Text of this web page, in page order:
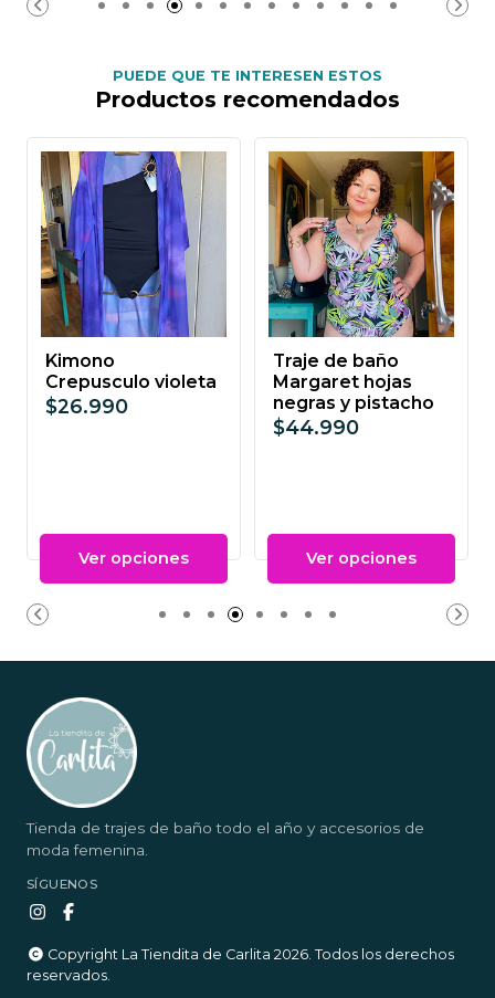
PUEDE QUE TE INTERESEN ESTOS
Productos recomendados
Kimono
Crepusculo violeta
$26.990
Ver opciones
Traje de baño
Margaret hojas
negras y pistacho
$44.990
Ver opciones
Tienda de trajes de baño todo el año y accesorios de
moda femenina.
SÍGUENOS
Copyright La Tiendita de Carlita 2026. Todos los derechos
reservados.